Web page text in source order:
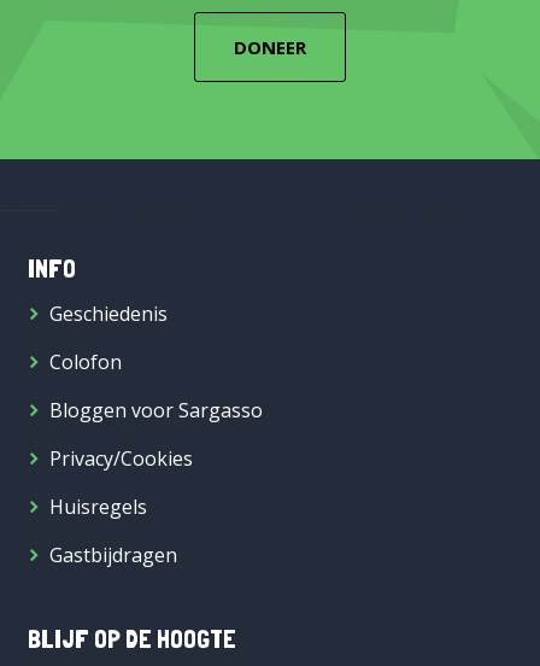
DONEER
INFO
Geschiedenis
Colofon
Bloggen voor Sargasso
Privacy/Cookies
Huisregels
Gastbijdragen
BLIJF OP DE HOOGTE